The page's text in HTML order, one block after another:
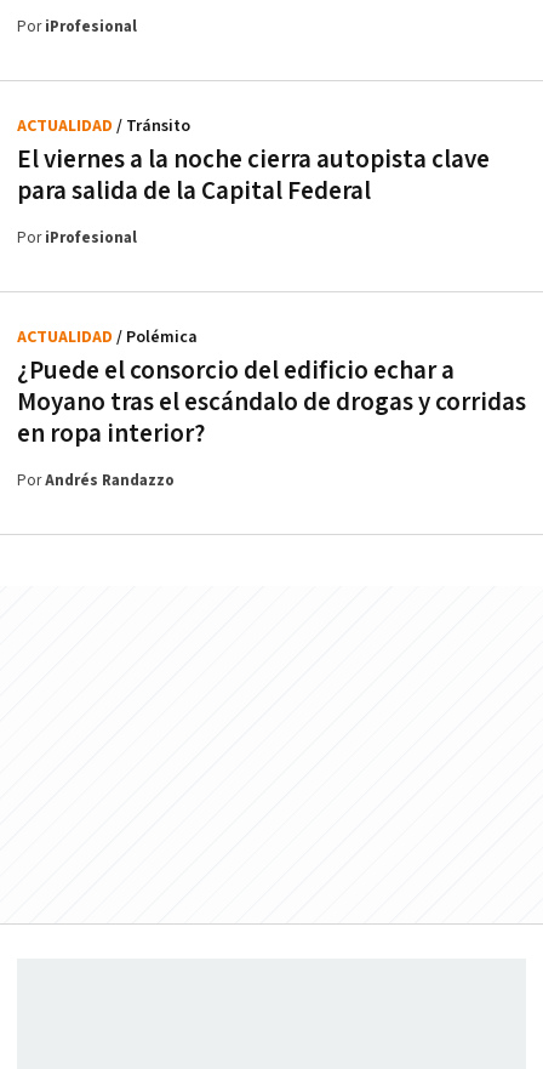
PoriProfesional
El viernes a la noche cierra autopista clave
para salida de la Capital Federal
ACTUALIDAD / Tránsito
PoriProfesional
¿Puede el consorcio del edificio echar a
Moyano tras el escándalo de drogas y corridas
en ropa interior?
ACTUALIDAD / Polémica
PorAndrés Randazzo